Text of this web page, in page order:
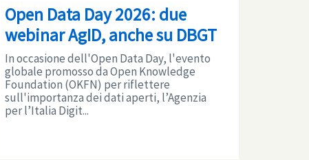
Open Data Day 2026: due
webinar AgID, anche su DBGT
In occasione dell'Open Data Day, l'evento
globale promosso da Open Knowledge
Foundation (OKFN) per riflettere
sull'importanza dei dati aperti, l’Agenzia
per l’Italia Digit...